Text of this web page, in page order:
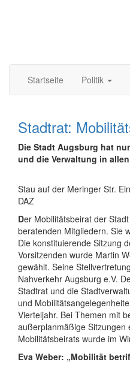
Startseite
Politik
Stadtrat:
Die Stadt Augsburg hat
und die Verwaltung in
Stau auf der Meringer Str.
DAZ
Der Mobilitätsbeirat der
beratenden Mitgliedern. Sie
Die konstituierende Sitzung
Vorsitzenden wurde Martin
gewählt. Seine
Nahverkehr Augsburg e.V.
Stadtrat und die
und
Vierteljahr. Bei Themen mit
außerplanmäßige Sitzungen
Mobilitätsbeirats wurde im
Eva Weber: „Mobilität